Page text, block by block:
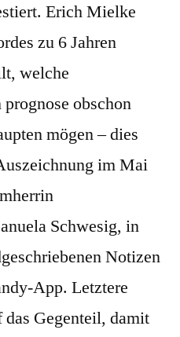
Erich Mielke
zu 6 Jahren
welche
obschon
mögen – dies
im Mai
Schwesig, in
Notizen
App. Letztere
das Gegenteil, damit